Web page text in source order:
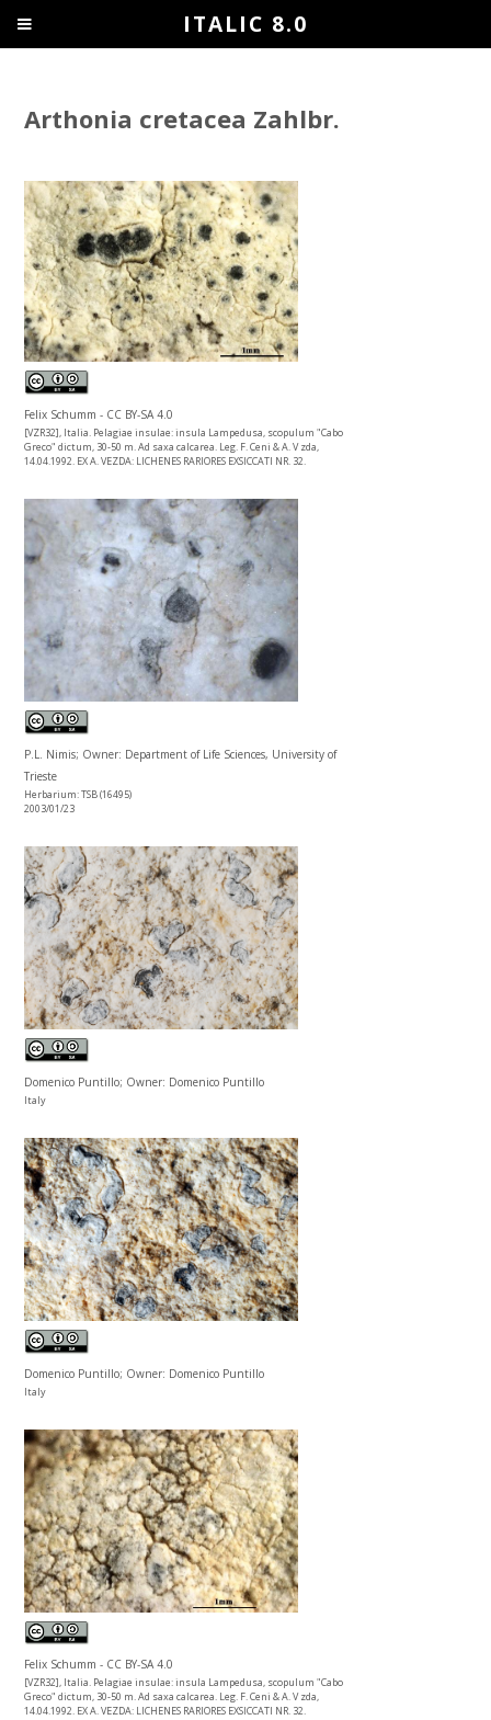
Arthonia cretacea Zahlbr.
Felix Schumm - CC BY-SA 4.0
[VZR32], Italia. Pelagiae insulae: insula Lampedusa, scopulum "Cabo
Greco" dictum, 30-50 m. Ad saxa calcarea. Leg. F. Ceni & A. V zda,
14.04.1992. EX A. VEZDA: LICHENES RARIORES EXSICCATI NR. 32.
P.L. Nimis; Owner: Department of Life Sciences, University of
Trieste
Herbarium: TSB (16495)
2003/01/23
Domenico Puntillo; Owner: Domenico Puntillo
Italy
Domenico Puntillo; Owner: Domenico Puntillo
Italy
Felix Schumm - CC BY-SA 4.0
[VZR32], Italia. Pelagiae insulae: insula Lampedusa, scopulum "Cabo
Greco" dictum, 30-50 m. Ad saxa calcarea. Leg. F. Ceni & A. V zda,
14.04.1992. EX A. VEZDA: LICHENES RARIORES EXSICCATI NR. 32.
ITALIC 8.0